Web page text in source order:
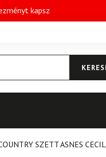
kapsz
SZETT ASNES